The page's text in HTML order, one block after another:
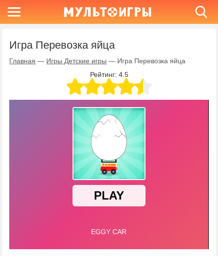
Игра Перевозка яйца
Главная — Игры Детские игры — Игра Перевозка яйца
Рейтинг: 4.5